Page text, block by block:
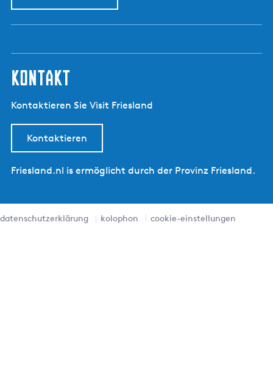
kontakt
Kontaktieren Sie Visit Friesland
Kontaktieren
Friesland.nl is ermöglicht durch der Provinz Friesland.
datenschutzerklärung kolophon cookie-einstellungen